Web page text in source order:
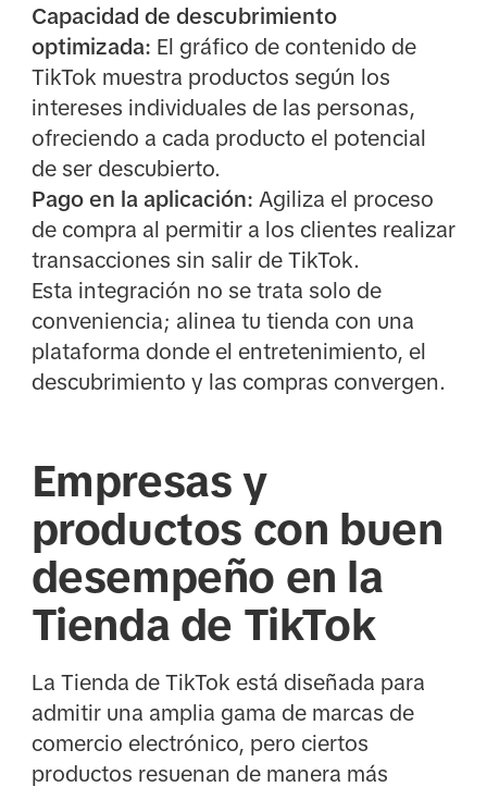
Capacidad de descubrimiento
optimizada: El gráfico de contenido de
TikTok muestra productos según los
intereses individuales de las personas,
ofreciendo a cada producto el potencial
de ser descubierto.
Pago en la aplicación: Agiliza el proceso
de compra al permitir a los clientes realizar
transacciones sin salir de TikTok.
Esta integración no se trata solo de
conveniencia; alinea tu tienda con una
plataforma donde el entretenimiento, el
descubrimiento y las compras convergen.
Empresas y
productos con buen
desempeño en la
Tienda de TikTok
La Tienda de TikTok está diseñada para
admitir una amplia gama de marcas de
comercio electrónico, pero ciertos
productos resuenan de manera más